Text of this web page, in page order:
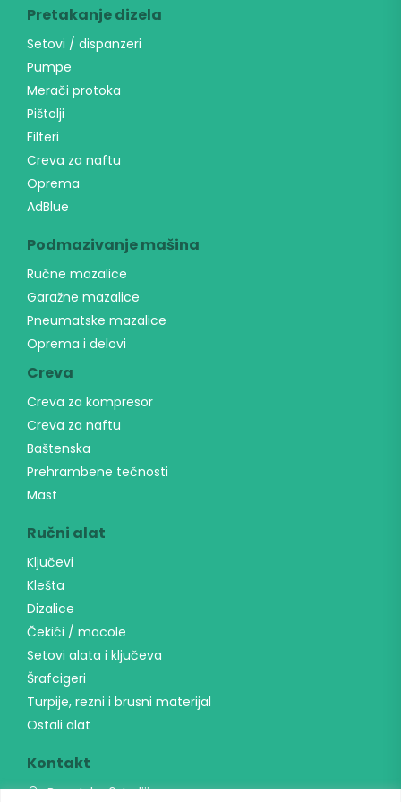
Pretakanje dizela
Setovi / dispanzeri
Pumpe
Merači protoka
Pištolji
Filteri
Creva za naftu
Oprema
AdBlue
Podmazivanje mašina
Ručne mazalice
Garažne mazalice
Pneumatske mazalice
Oprema i delovi
Creva
Creva za kompresor
Creva za naftu
Baštenska
Prehrambene tečnosti
Mast
Ručni alat
Ključevi
Klešta
Dizalice
Čekići / macole
Setovi alata i ključeva
Šrafcigeri
Turpije, rezni i brusni materijal
Ostali alat
Kontakt
Banatska 6, Indjija